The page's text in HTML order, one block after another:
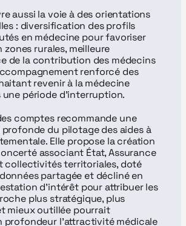
aussi la voie à des orientations
: diversification des profils
en médecine pour favoriser
zones rurales, meilleure
de la contribution des médecins
renforcé des
revenir à la médecine
une période d’interruption.
comptes recommande une
du pilotage des aides à
Elle propose la création
associant État, Assurance
collectivités territoriales, doté
partagée et décliné en
d’intérêt pour attribuer les
plus stratégique, plus
mieux outillée pourrait
profondeur l’attractivité médicale